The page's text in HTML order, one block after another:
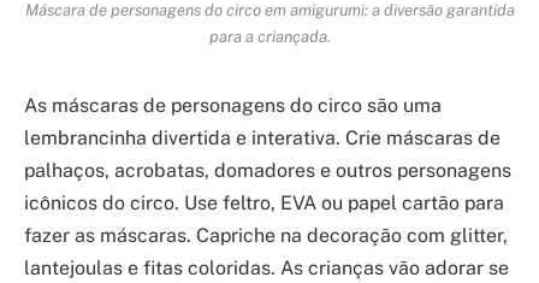
Máscara de personagens do circo em amigurumi: a diversão garantida
para a criançada.
As máscaras de personagens do circo são uma
lembrancinha divertida e interativa. Crie máscaras de
palhaços, acrobatas, domadores e outros personagens
icônicos do circo. Use feltro, EVA ou papel cartão para
fazer as máscaras. Capriche na decoração com glitter,
lantejoulas e fitas coloridas. As crianças vão adorar se